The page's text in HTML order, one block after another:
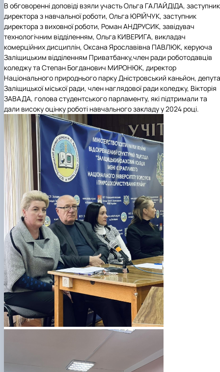
В обговоренні доповіді взяли участь Ольга ГАЛАЙДІДА, заступник
директора з навчальної роботи, Ольга ЮРІЙЧУК, заступник
директора з виховної роботи, Роман АНДРУСИК, завідувач
технологічним відділенням, Ольга КИВЕРИГА, викладач
комерційних дисциплін, Оксана Ярославівна ПАВЛЮК, керуюча
Заліщицьким відділенням Приватбанку,член ради роботодавців
коледжу та Степан Богданович МИРОНЮК, директор
Національного природнього парку Дністровський каньйон,
Заліщицької міської ради, член наглядової ради коледжу, Вікторія
ЗАВАДА, голова студентського парламенту, які підтримали та
дали високу оцінку роботі навчального закладу у 2024 році.